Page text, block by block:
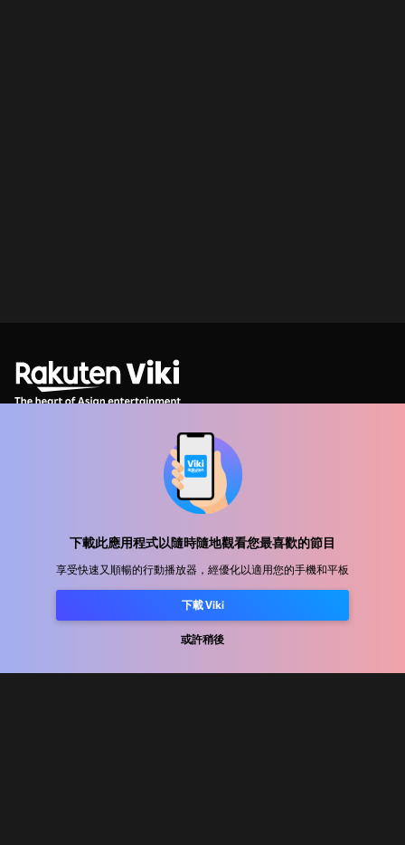
下載此應用程式以隨時隨地觀看您最喜歡的節目
享受快速又順暢的行動播放器，經優化以適用您的手機和平板
下載 Viki
或許稍後
發行合作
使用條款